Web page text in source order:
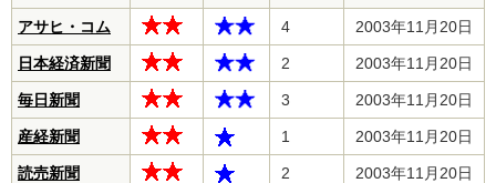
アサヒ・コム 4 2003年11月20日
日本経済新聞 2 2003年11月20日
毎日新聞 3 2003年11月20日
産経新聞 1 2003年11月20日
読売新聞 2 2003年11月20日